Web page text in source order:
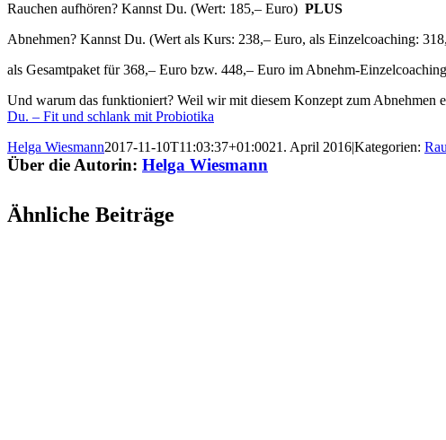
Rauchen aufhören? Kannst Du. (Wert: 185,– Euro) PLUS
Abnehmen? Kannst Du. (Wert als Kurs: 238,– Euro, als Einzelcoaching:
als Gesamtpaket für 368,– Euro bzw. 448,– Euro im Abnehm-
Und warum das funktioniert? Weil wir mit diesem Konzept zum Abnehmen
Du. – Fit und schlank mit Probiotika
Helga Wiesmann2017-11-10T11:03:37+01:0021. April 2016|Kategorien:
Über die Autorin: Helga Wiesmann
Ähnliche Beiträge